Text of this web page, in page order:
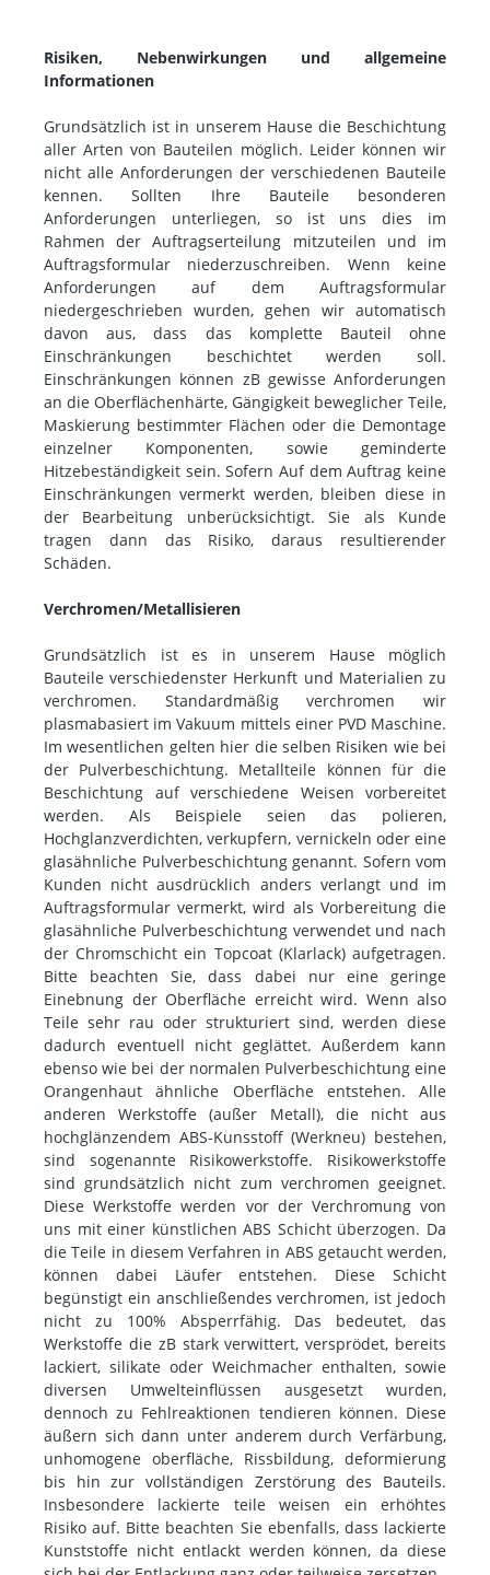
Risiken, Nebenwirkungen und allgemeine
Informationen
Grundsätzlich ist in unserem Hause die Beschichtung
aller Arten von Bauteilen möglich. Leider können wir
nicht alle Anforderungen der verschiedenen Bauteile
kennen. Sollten Ihre Bauteile besonderen
Anforderungen unterliegen, so ist uns dies im
Rahmen der Auftragserteilung mitzuteilen und im
Auftragsformular niederzuschreiben. Wenn keine
Anforderungen auf dem Auftragsformular
niedergeschrieben wurden, gehen wir automatisch
davon aus, dass das komplette Bauteil ohne
Einschränkungen beschichtet werden soll.
Einschränkungen können zB gewisse Anforderungen
an die Oberflächenhärte, Gängigkeit beweglicher Teile,
Maskierung bestimmter Flächen oder die Demontage
einzelner Komponenten, sowie geminderte
Hitzebeständigkeit sein. Sofern Auf dem Auftrag keine
Einschränkungen vermerkt werden, bleiben diese in
der Bearbeitung unberücksichtigt. Sie als Kunde
tragen dann das Risiko, daraus resultierender
Schäden.
Verchromen/Metallisieren
Grundsätzlich ist es in unserem Hause möglich
Bauteile verschiedenster Herkunft und Materialien zu
verchromen. Standardmäßig verchromen wir
plasmabasiert im Vakuum mittels einer PVD Maschine.
Im wesentlichen gelten hier die selben Risiken wie bei
der Pulverbeschichtung. Metallteile können für die
Beschichtung auf verschiedene Weisen vorbereitet
werden. Als Beispiele seien das polieren,
Hochglanzverdichten, verkupfern, vernickeln oder eine
glasähnliche Pulverbeschichtung genannt. Sofern vom
Kunden nicht ausdrücklich anders verlangt und im
Auftragsformular vermerkt, wird als Vorbereitung die
glasähnliche Pulverbeschichtung verwendet und nach
der Chromschicht ein Topcoat (Klarlack) aufgetragen.
Bitte beachten Sie, dass dabei nur eine geringe
Einebnung der Oberfläche erreicht wird. Wenn also
Teile sehr rau oder strukturiert sind, werden diese
dadurch eventuell nicht geglättet. Außerdem kann
ebenso wie bei der normalen Pulverbeschichtung eine
Orangenhaut ähnliche Oberfläche entstehen. Alle
anderen Werkstoffe (außer Metall), die nicht aus
hochglänzendem ABS-Kunsstoff (Werkneu) bestehen,
sind sogenannte Risikowerkstoffe. Risikowerkstoffe
sind grundsätzlich nicht zum verchromen geeignet.
Diese Werkstoffe werden vor der Verchromung von
uns mit einer künstlichen ABS Schicht überzogen. Da
die Teile in diesem Verfahren in ABS getaucht werden,
können dabei Läufer entstehen. Diese Schicht
begünstigt ein anschließendes verchromen, ist jedoch
nicht zu 100% Absperrfähig. Das bedeutet, das
Werkstoffe die zB stark verwittert, versprödet, bereits
lackiert, silikate oder Weichmacher enthalten, sowie
diversen Umwelteinflüssen ausgesetzt wurden,
dennoch zu Fehlreaktionen tendieren können. Diese
äußern sich dann unter anderem durch Verfärbung,
unhomogene oberfläche, Rissbildung, deformierung
bis hin zur vollständigen Zerstörung des Bauteils.
Insbesondere lackierte teile weisen ein erhöhtes
Risiko auf. Bitte beachten Sie ebenfalls, dass lackierte
Kunststoffe nicht entlackt werden können, da diese